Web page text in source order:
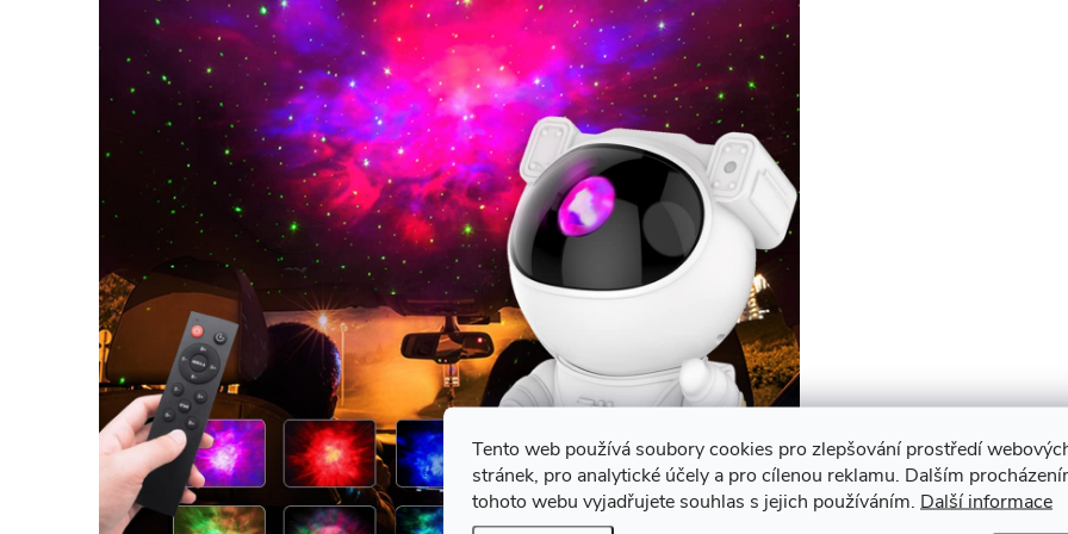
Tento web používá soubory cookies pro zlepšování prostředí
stránek, pro analytické účely a pro cílenou reklamu. Dalším
tohoto webu vyjadřujete souhlas s jejich používáním. Další informace